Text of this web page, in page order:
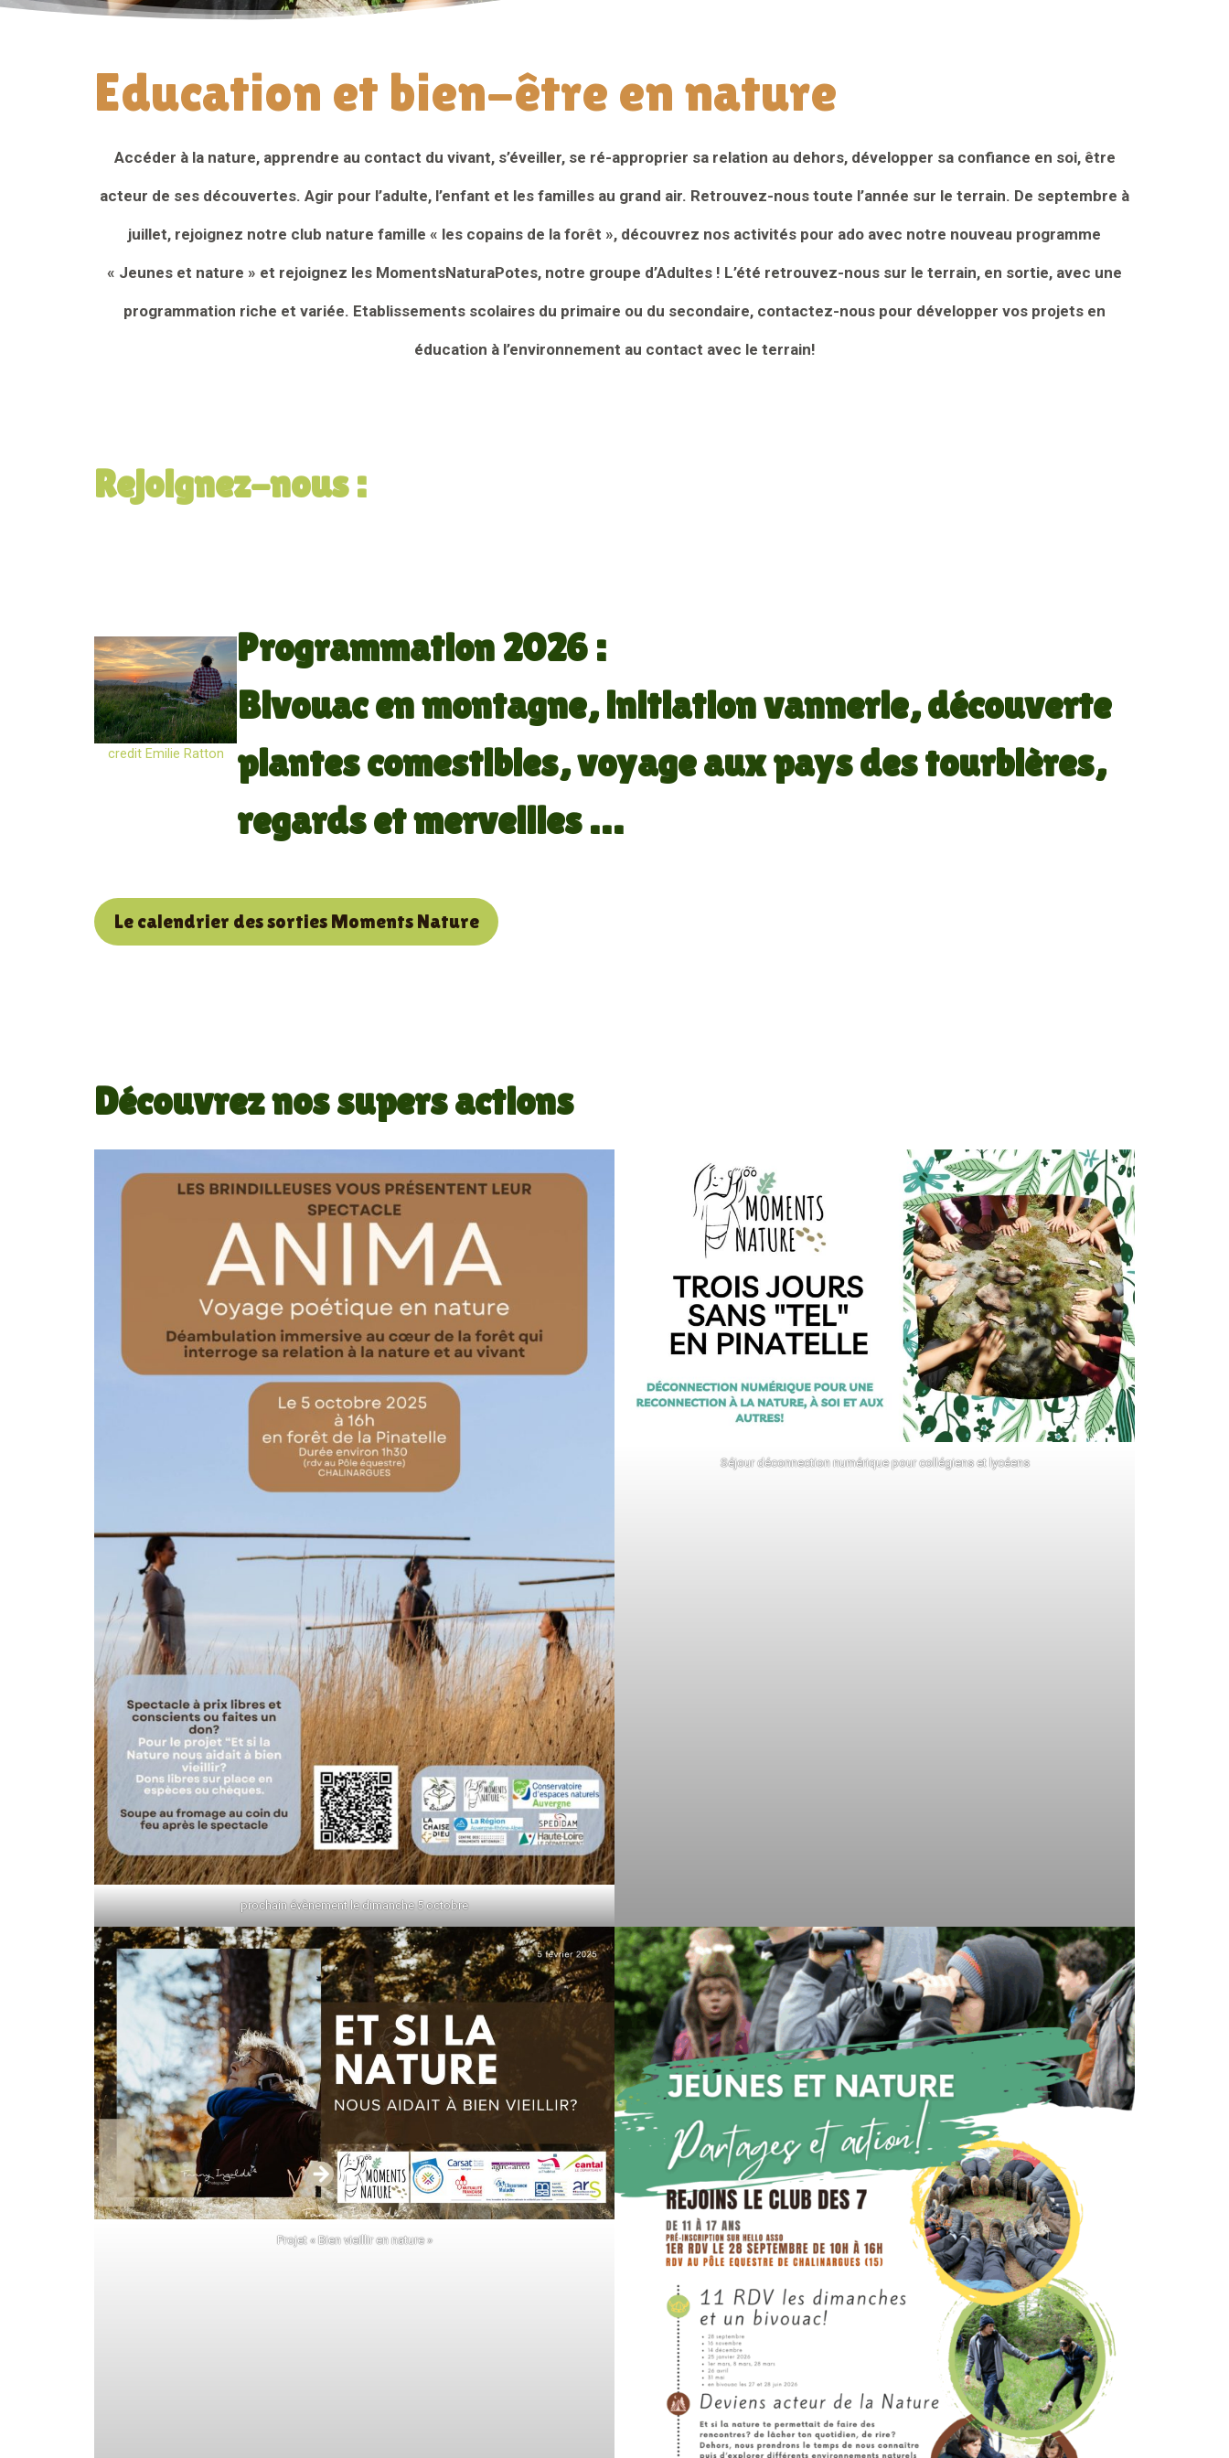
Education et bien-être en nature
Accéder à la nature, apprendre au contact du vivant, s’éveiller, se ré-approprier sa relation au dehors, développer sa confiance en soi, être
acteur de ses découvertes. Agir pour l’adulte, l’enfant et les familles au grand air. Retrouvez-nous toute l’année sur le terrain. De septembre à
juillet, rejoignez notre club nature famille « les copains de la forêt », découvrez nos activités pour ado avec notre nouveau programme
« Jeunes et nature » et rejoignez les MomentsNaturaPotes, notre groupe d’Adultes ! L’été retrouvez-nous sur le terrain, en sortie, avec une
programmation riche et variée. Etablissements scolaires du primaire ou du secondaire, contactez-nous pour développer vos projets en
éducation à l’environnement au contact avec le terrain!
Rejoignez-nous :
credit Emilie Ratton
Programmation 2026 :
Bivouac en montagne, initiation vannerie, découverte
plantes comestibles, voyage aux pays des tourbières,
regards et merveilles …
Le calendrier des sorties Moments Nature
Découvrez nos supers actions
prochain évènement le dimanche 5 octobre
Séjour déconnection numérique pour collégiens et lycéens
Projet « Bien vieillir en nature »